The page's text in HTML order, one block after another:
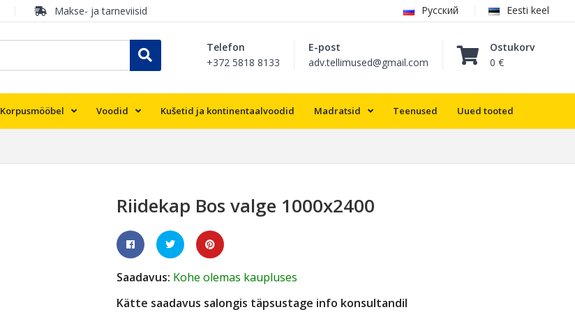
Makse- ja tarneviisid Русский Eesti keel
Ostukorv
0 €
E-post
adv.tellimused@gmail.com
Telefon
+372 5818 8133
Korpusmööbel Voodid Kušetid ja kontinentaalvoodid Madratsid Teenused Uued tooted
Riidekap Bos valge 1000х2400
Saadavus: Kohe olemas kaupluses
Kätte saadavus salongis täpsustage info konsultandil